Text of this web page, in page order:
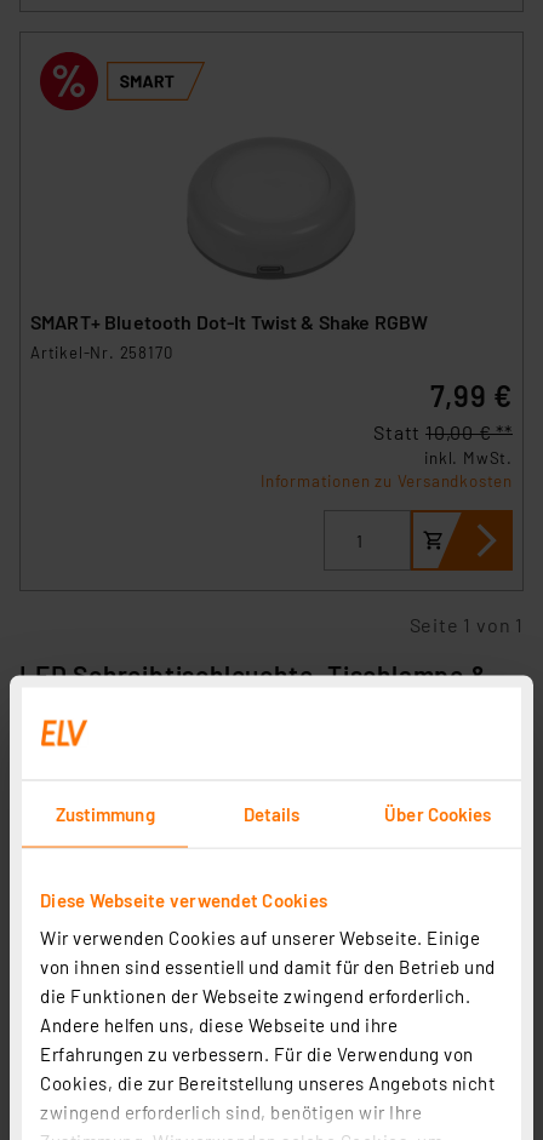
Zustimmung Details Über Cookies
Diese Webseite verwendet Cookies
Wir verwenden Cookies auf unserer Webseite. Einige
von ihnen sind essentiell und damit für den Betrieb und
die Funktionen der Webseite zwingend erforderlich.
Andere helfen uns, diese Webseite und ihre
Erfahrungen zu verbessern. Für die Verwendung von
Cookies, die zur Bereitstellung unseres Angebots nicht
zwingend erforderlich sind, benötigen wir Ihre
SMART+ Bluetooth Dot-It Twist & Shake RGBW
Artikel-Nr. 258170
7,99 €
Statt 10,00 € **
inkl. MwSt.
Informationen zu Versandkosten
Seite 1 von 1
LED Schreibtischleuchte, Tischlampe &
gezielt an der dekorativen Gestaltung des Raums
mitwirken. Ebenso interessieren sich die Nutzer
Eigenschaften wie die Dimmbarkeit, Touch-Sensoren
oder den Stromverbrauch. Wo früher eine einfache
Schreibtischlampedie Büroarbeit erleichterte, kauft
man heute gern eine moderne LED-
Schreibtischleuchte.
Auch die klassische Tischlampe hat sich
weiterentwickelt. Verbraucher möchten nicht nur
eine energiesparendeLED-Tischleuchte, sondern im